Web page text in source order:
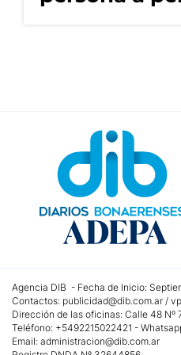
Agencia DIB - Fecha de Inicio:
Contactos: publicidad@dib.com.ar /
Dirección de las oficinas: Calle 48 Nº
Teléfono: +5492215022421 -
Email: administracion@dib.com.ar